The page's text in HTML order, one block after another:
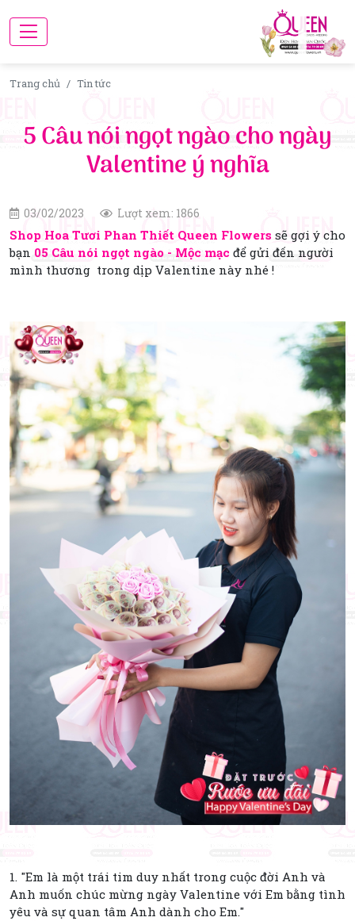
Trang chủ Tin tức
5 Câu nói ngọt ngào cho ngày
Valentine ý nghĩa
03/02/2023 Lượt xem: 1866
Shop Hoa Tươi Phan Thiết Queen Flowers sẽ gợi ý cho
bạn 05 Câu nói ngọt ngào - Mộc mạc để gửi đến người
mình thương trong dịp Valentine này nhé !
1. "Em là một trái tim duy nhất trong cuộc đời Anh và
Anh muốn chúc mừng ngày Valentine với Em bằng tình
yêu và sự quan tâm Anh dành cho Em."